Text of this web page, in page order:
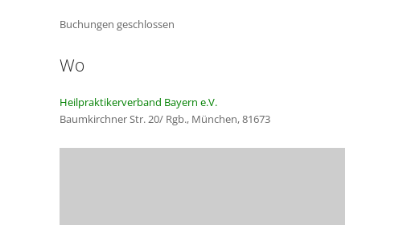
Buchungen geschlossen
Wo
Heilpraktikerverband Bayern e.V.
Baumkirchner Str. 20/ Rgb., München, 81673